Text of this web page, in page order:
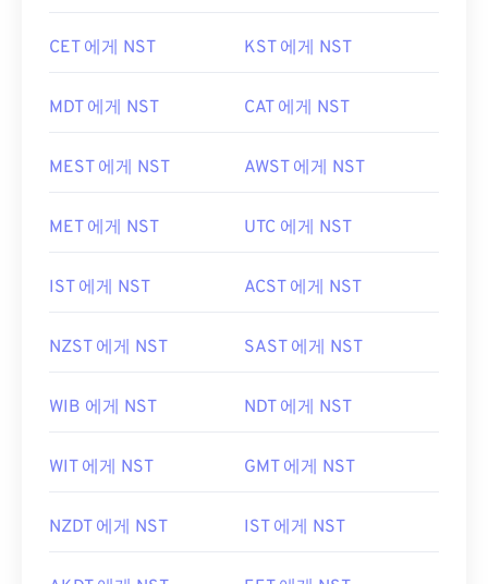
CET 에게 NST KST 에게 NST
MDT 에게 NST CAT 에게 NST
MEST 에게 NST AWST 에게 NST
MET 에게 NST UTC 에게 NST
IST 에게 NST ACST 에게 NST
NZST 에게 NST SAST 에게 NST
WIB 에게 NST NDT 에게 NST
WIT 에게 NST GMT 에게 NST
NZDT 에게 NST IST 에게 NST